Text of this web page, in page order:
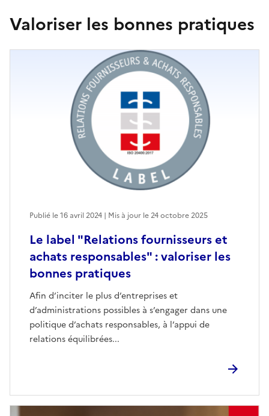
Valoriser les bonnes pratiques
Le label "Relations fournisseurs et
achats responsables" : valoriser les
bonnes pratiques
Afin d’inciter le plus d’entreprises et
d’administrations possibles à s’engager dans une
politique d’achats responsables, à l’appui de
relations équilibrées...
Publié le 16 avril 2024 | Mis à jour le 24 octobre 2025